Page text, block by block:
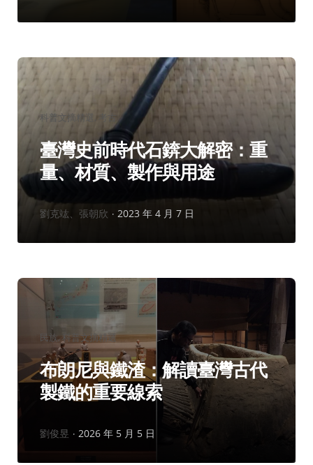
分
科普文摘精選
臺灣史前時代石錛大解密：重
量、材質、製作與用途
作
劉克竑、張朝欣 2023 年 4 月 7 日
分
類：
民族 科普文摘精選
布朗尼與鐵渣：解讀臺灣古代
製鐵的重要線索
作
劉俊昱 2026 年 5 月 5 日